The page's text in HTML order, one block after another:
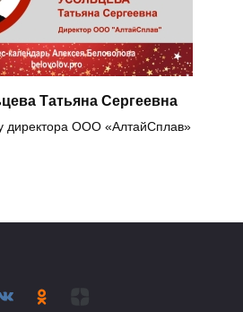
Татьяна Сергеевна
директора ООО «АлтайСплав»